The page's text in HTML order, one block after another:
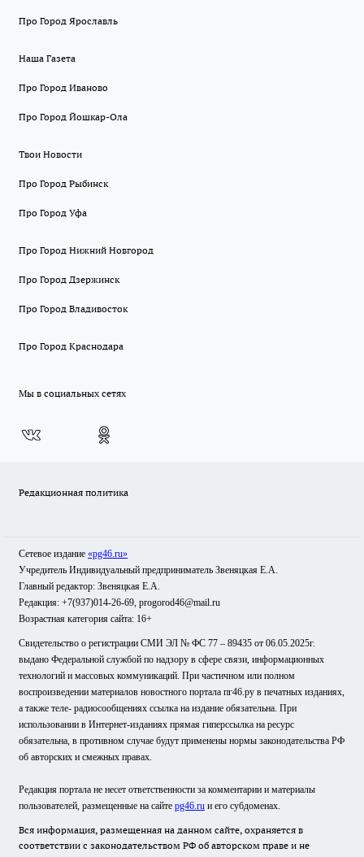
Про Город Ярославль
Наша Газета
Про Город Иваново
Про Город Йошкар-Ола
Твои Новости
Про Город Рыбинск
Про Город Уфа
Про Город Нижний Новгород
Про Город Дзержинск
Про Город Владивосток
Про Город Краснодара
Мы в социальных сетях
Редакционная политика
Сетевое издание «pg46.ru»
Учредитель Индивидуальный предприниматель Звеняцкая Е.А.
Главный редактор: Звеняцкая Е.А.
Редакция: +7(937)014-26-69, progorod46@mail.ru
Возрастная категория сайта: 16+
Свидетельство о регистрации СМИ ЭЛ № ФС 77 – 89435 от 06.05.2025г.
выдано Федеральной службой по надзору в сфере связи, информационных
технологий и массовых коммуникаций. При частичном или полном
воспроизведении материалов новостного портала пг46.ру в печатных изданиях,
а также теле- радиосообщениях ссылка на издание обязательна. При
использовании в Интернет-изданиях прямая гиперссылка на ресурс
обязательна, в противном случае будут применены нормы законодательства РФ
об авторских и смежных правах.
Редакция портала не несет ответственности за комментарии и материалы
пользователей, размещенные на сайте pg46.ru и его субдоменах.
Вся информация, размещенная на данном сайте, охраняется в
соответствии с законодательством РФ об авторском праве и не